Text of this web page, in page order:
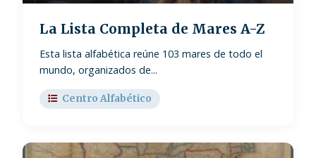
La Lista Completa de Mares A-Z
Esta lista alfabética reúne 103 mares de todo el
mundo, organizados de...
Centro Alfabético